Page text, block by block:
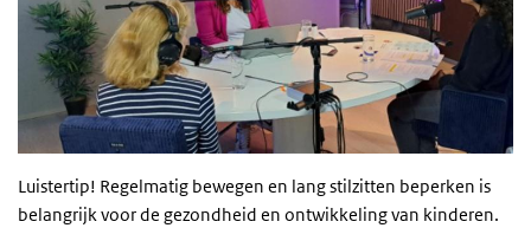
Luistertip! Regelmatig bewegen en lang stilzitten beperken is
belangrijk voor de gezondheid en ontwikkeling van kinderen.